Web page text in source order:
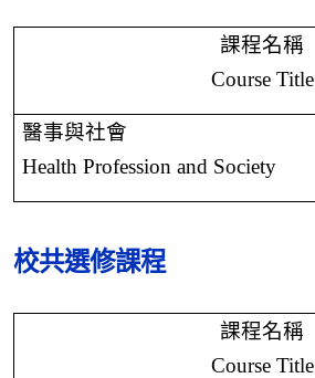
課程名稱
Course Title
醫事與社會
Health Profession and Society
校共選修課程
課程名稱
Course Title